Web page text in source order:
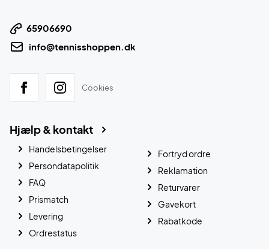
65906690
info@tennisshoppen.dk
Cookies
Hjælp & kontakt
Handelsbetingelser
Persondatapolitik
FAQ
Prismatch
Levering
Ordrestatus
Fortryd ordre
Reklamation
Returvarer
Gavekort
Rabatkode